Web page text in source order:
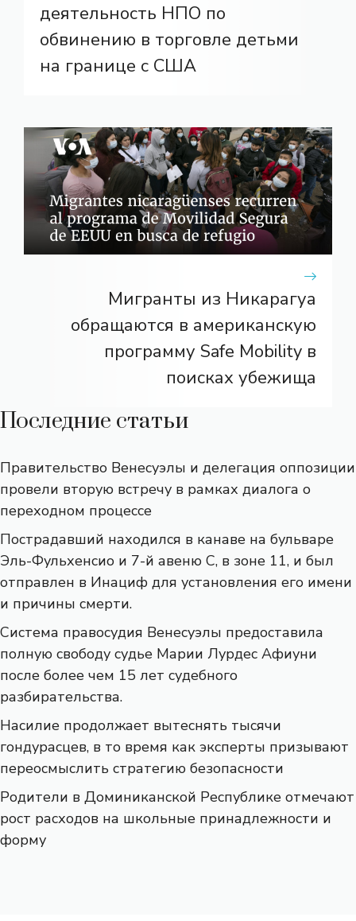
деятельность НПО по
обвинению в торговле детьми
на границе с США
Мигранты из Никарагуа
обращаются в американскую
программу Safe Mobility в
поисках убежища
Последние статьи
Правительство Венесуэлы и делегация оппозиции
провели вторую встречу в рамках диалога о
переходном процессе
Пострадавший находился в канаве на бульваре
Эль-Фульхенсио и 7-й авеню С, в зоне 11, и был
отправлен в Инациф для установления его имени
и причины смерти.
Система правосудия Венесуэлы предоставила
полную свободу судье Марии Лурдес Афиуни
после более чем 15 лет судебного
разбирательства.
Насилие продолжает вытеснять тысячи
гондурасцев, в то время как эксперты призывают
переосмыслить стратегию безопасности
Родители в Доминиканской Республике отмечают
рост расходов на школьные принадлежности и
форму